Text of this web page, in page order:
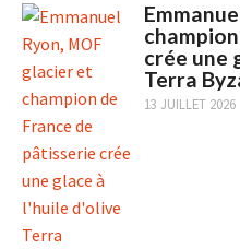
crée une
Terra
13 JUILLET 2026